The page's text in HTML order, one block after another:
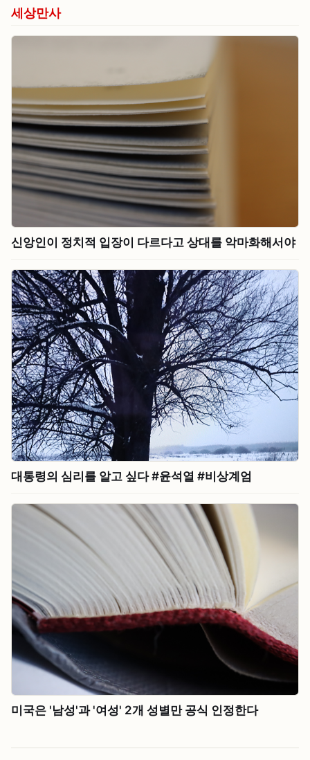
세상만사
신앙인이 정치적 입장이 다르다고 상대를 악마화해서야
대통령의 심리를 알고 싶다 #⁠윤석열 #⁠비상계엄
미국은 '남성'과 '여성' 2개 성별만 공식 인정한다